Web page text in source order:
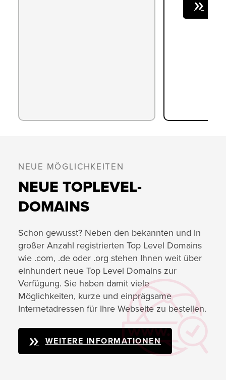
NEUE MÖGLICHKEITEN
NEUE TOPLEVEL-
DOMAINS
Schon gewusst? Neben den bekannten und in
großer Anzahl registrierten Top Level Domains
wie .com, .de oder .org stehen Ihnen weit über
einhundert neue Top Level Domains zur
Verfügung. Sie haben damit viele
Möglichkeiten, kurze und einprägsame
Internetadressen für Ihre Webseite zu bestellen.
WEITERE INFORMATIONEN